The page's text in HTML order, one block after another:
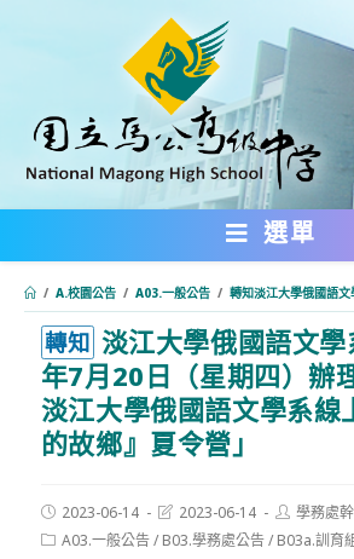
內
選單
/ A.校園公告 / A03.一般公告 / 轉知淡江大學俄國語
轉知 淡江大學俄國語文
年7月20日（星期四）辦
淡江大學俄國語文學系線
的故鄉』夏令營」
Post
published:
2023-06-14
Post
modified:
2023-06-14
Post
author:
學務處
PostA03.一般公告/ B03.學務處公告/ B03a.訓育